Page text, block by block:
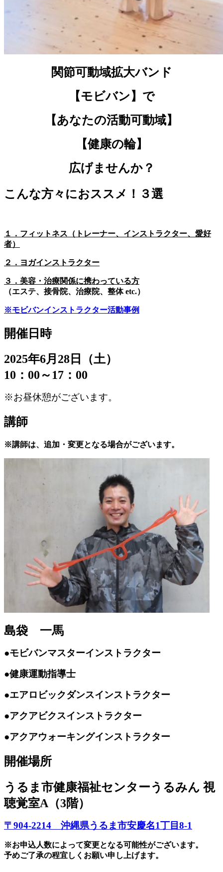
関節可動域拡大バンド
【モビバン】で
【あなたの活動可動域】
【健康の輪】
広げませんか？
こんな方々におススメ！３選
１．フィットネス（トレーナー、インストラクター、愛好
者）
２．ヨガインストラクター
３．美容・治療関係に携わっている方
（エステ、接骨院、治療院、整体 etc.）
※モビバンインストラクター活動事例
開催日時
2025年6月28日（土）
10：00～17：00
※お昼休憩がございます。
講師
※講師は、追加・変更となる場合がございます。
島袋 一馬
●モビバンマスターインストラクター
●健康運動指導士
●エアロビックダンスインストラクター
●アクアビクスインストラクター
●アクアウォーキングインストラクター
開催場所
うるま市健康福祉センターうるみん 視
聴覚室A（3階）
〒904-2214 沖縄県うるま市安慶名1丁目8-1
※お申込人数によって変更となる可能性がございます。
予めご了承の程宜しくお願い申し上げます。